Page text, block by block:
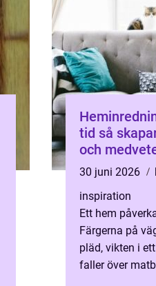
tid så skapar du ett personligt
och
30 juni 2026
inspiration
Ett hem
Färgerna på
pläd, vikten i
faller över